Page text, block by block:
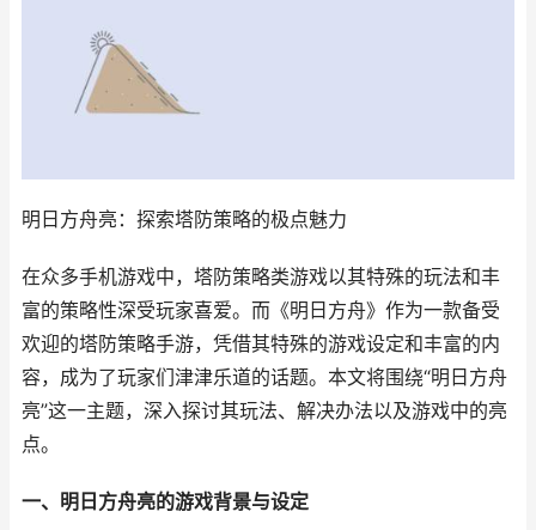
明日方舟亮：探索塔防策略的极点魅力
在众多手机游戏中，塔防策略类游戏以其特殊的玩法和丰
富的策略性深受玩家喜爱。而《明日方舟》作为一款备受
欢迎的塔防策略手游，凭借其特殊的游戏设定和丰富的内
容，成为了玩家们津津乐道的话题。本文将围绕“明日方舟
亮”这一主题，深入探讨其玩法、解决办法以及游戏中的亮
点。
一、明日方舟亮的游戏背景与设定